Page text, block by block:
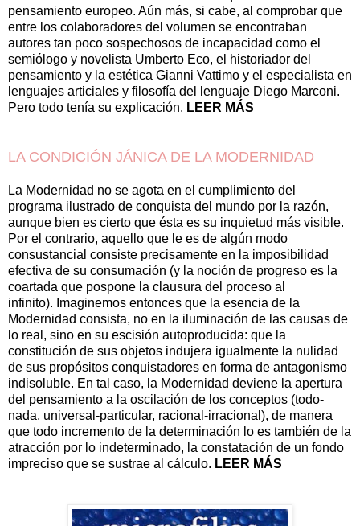
pensamiento europeo. Aún más, si cabe, al comprobar que
entre los colaboradores del volumen se encontraban
autores tan poco sospechosos de incapacidad como el
semiólogo y novelista Umberto Eco, el historiador del
pensamiento y la estética Gianni Vattimo y el especialista en
lenguajes articiales y filosofía del lenguaje Diego Marconi.
Pero todo tenía su explicación. LEER MÁS
LA CONDICIÓN JÁNICA DE LA MODERNIDAD
La Modernidad no se agota en el cumplimiento del
programa ilustrado de conquista del mundo por la razón,
aunque bien es cierto que ésta es su inquietud más visible.
Por el contrario, aquello que le es de algún modo
consustancial consiste precisa­mente en la imposibilidad
efectiva de su consumación (y la noción de progreso es la
coartada que pospone la clausura del proceso al
infinito). Imaginemos entonces que la esencia de la
Modernidad consista, no en la iluminación de las causas de
lo real, sino en su escisión autoproducida: que la
constitución de sus objetos indujera igualmente la nulidad
de sus propósitos conquistadores en forma de antagonismo
indisoluble. En tal caso, la Modernidad deviene la apertura
del pensamiento a la oscilación de los conceptos (todo-
nada, universal-particular, racional-irracional), de manera
que todo incremento de la determinación lo es también de la
atracción por lo indeterminado, la constatación de un fondo
impreciso que se sustrae al cálculo. LEER MÁS